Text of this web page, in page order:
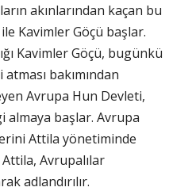
akınlarından kaçan bu
Kavimler Göçü başlar.
Kavimler Göçü, bugünkü
bakımından
Avrupa Hun Devleti,
almaya başlar. Avrupa
Attila yönetiminde
Avrupalılar
adlandırılır.